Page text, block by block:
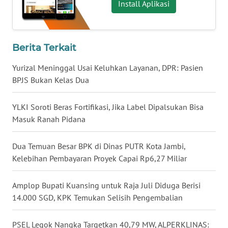
Install Aplikasi
Berita Terkait
Yurizal Meninggal Usai Keluhkan Layanan, DPR: Pasien
BPJS Bukan Kelas Dua
YLKI Soroti Beras Fortifikasi, Jika Label Dipalsukan Bisa
Masuk Ranah Pidana
Dua Temuan Besar BPK di Dinas PUTR Kota Jambi,
Kelebihan Pembayaran Proyek Capai Rp6,27 Miliar
Amplop Bupati Kuansing untuk Raja Juli Diduga Berisi
14.000 SGD, KPK Temukan Selisih Pengembalian
PSEL Legok Nangka Targetkan 40,79 MW, ALPERKLINAS:
WN
WN
SUMBAR
WN
WN